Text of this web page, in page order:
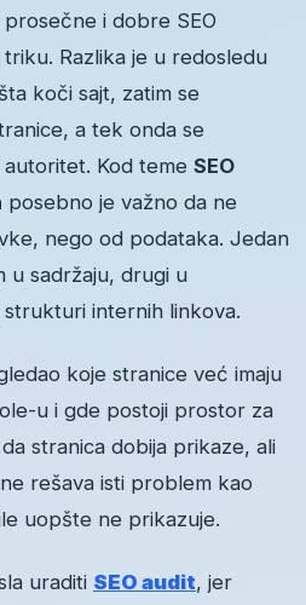
i dobre SEO
Razlika je u redosledu
koči sajt, zatim se
a tek onda se
autoritet. Kod teme SEO
posebno je važno da ne
nego od podataka. Jedan
u sadržaju, drugi u
internih linkova.
koje stranice već imaju
u i gde postoji prostor za
stranica dobija prikaze, ali
rešava isti problem kao
uopšte ne prikazuje.
uraditi SEO audit, jer